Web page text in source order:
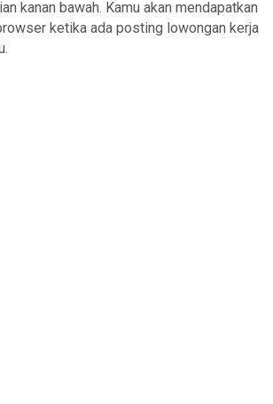
kanan bawah. Kamu akan mendapatkan
ketika ada posting lowongan kerja